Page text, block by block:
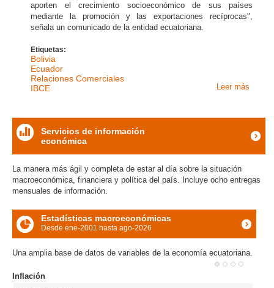
aporten el crecimiento socioeconómico de sus países
mediante la promoción y las exportaciones recíprocas",
señala un comunicado de la entidad ecuatoriana.
Etiquetas:
Bolivia
Ecuador
Relaciones Comerciales
IBCE
Leer más
Servicios de información
económica
La manera más ágil y completa de estar al día sobre la situación
macroeconómica, financiera y política del país. Incluye ocho entregas
mensuales de información.
icon
Estadísticas macroeconómicas
Desde ene-2001 hasta ago-2026
Una amplia base de datos de variables de la economía ecuatoriana.
Inflación